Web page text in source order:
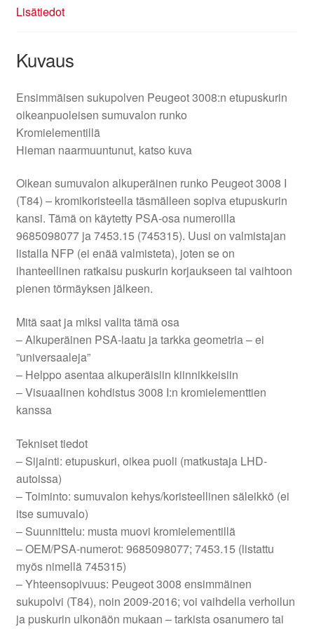
Lisätiedot
Kuvaus
Ensimmäisen sukupolven Peugeot 3008:n etupuskurin
oikeanpuoleisen sumuvalon runko
Kromielementillä
Hieman naarmuuntunut, katso kuva
Oikean sumuvalon alkuperäinen runko Peugeot 3008 I
(T84) – kromikoristeella täsmälleen sopiva etupuskurin
kansi. Tämä on käytetty PSA-osa numeroilla
9685098077 ja 7453.15 (745315). Uusi on valmistajan
listalla NFP (ei enää valmisteta), joten se on
ihanteellinen ratkaisu puskurin korjaukseen tai vaihtoon
pienen törmäyksen jälkeen.
Mitä saat ja miksi valita tämä osa
– Alkuperäinen PSA-laatu ja tarkka geometria – ei
”universaaleja”
– Helppo asentaa alkuperäisiin kiinnikkeisiin
– Visuaalinen kohdistus 3008 I:n kromielementtien
kanssa
Tekniset tiedot
– Sijainti: etupuskuri, oikea puoli (matkustaja LHD-
autoissa)
– Toiminto: sumuvalon kehys/koristeellinen säleikkö (ei
itse sumuvalo)
– Suunnittelu: musta muovi kromielementillä
– OEM/PSA-numerot: 9685098077; 7453.15 (listattu
myös nimellä 745315)
– Yhteensopivuus: Peugeot 3008 ensimmäinen
sukupolvi (T84), noin 2009-2016; voi vaihdella verhoilun
ja puskurin ulkonäön mukaan – tarkista osanumero tai